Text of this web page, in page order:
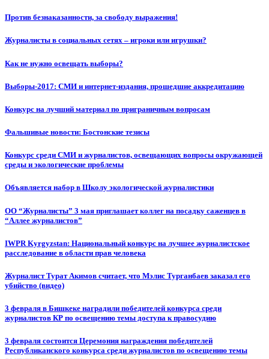
Против безнаказанности, за свободу выражения!
Журналисты в социальных сетях – игроки или игрушки?
Как не нужно освещать выборы?
Выборы-2017: СМИ и интернет-издания, прошедшие аккредитацию
Конкурс на лучший материал по приграничным вопросам
Фальшивые новости: Бостонские тезисы
Конкурс среди СМИ и журналистов, освещающих вопросы окружающей
среды и экологические проблемы
Объявляется набор в Школу экологической журналистики
ОО “Журналисты” 3 мая приглашает коллег на посадку саженцев в
“Аллее журналистов”
IWPR Kyrgyzstan: Национальный конкурс на лучшее журналистское
расследование в области прав человека
Журналист Турат Акимов считает, что Мэлис Турганбаев заказал его
убийство (видео)
3 февраля в Бишкеке наградили победителей конкурса среди
журналистов КР по освещению темы доступа к правосудию
3 февраля состоится Церемония награждения победителей
Республиканского конкурса среди журналистов по освещению темы